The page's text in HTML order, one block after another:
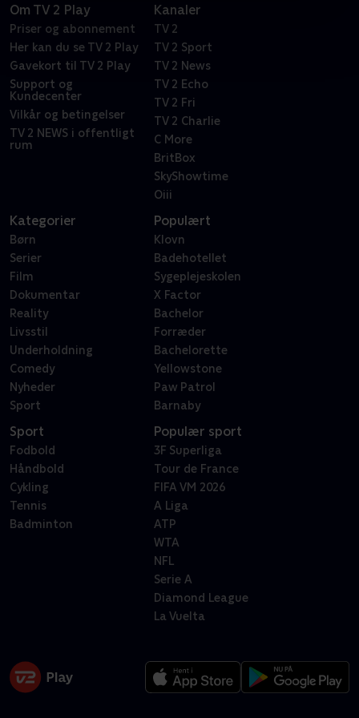
Om TV 2 Play
Priser og abonnement
Her kan du se TV 2 Play
Gavekort til TV 2 Play
Support og
Kundecenter
Vilkår og betingelser
TV 2 NEWS i offentligt
rum
Kanaler
TV 2
TV 2 Sport
TV 2 News
TV 2 Echo
TV 2 Fri
TV 2 Charlie
C More
BritBox
SkyShowtime
Oiii
Kategorier
Børn
Serier
Film
Dokumentar
Reality
Livsstil
Underholdning
Comedy
Nyheder
Sport
Populært
Klovn
Badehotellet
Sygeplejeskolen
X Factor
Bachelor
Forræder
Bachelorette
Yellowstone
Paw Patrol
Barnaby
Sport
Fodbold
Håndbold
Cykling
Tennis
Badminton
Populær sport
3F Superliga
Tour de France
FIFA VM 2026
A Liga
ATP
WTA
NFL
Serie A
Diamond League
La Vuelta